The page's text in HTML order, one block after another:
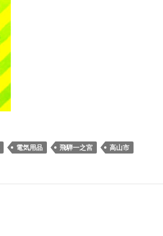
電気用品 飛騨一之宮 高山市